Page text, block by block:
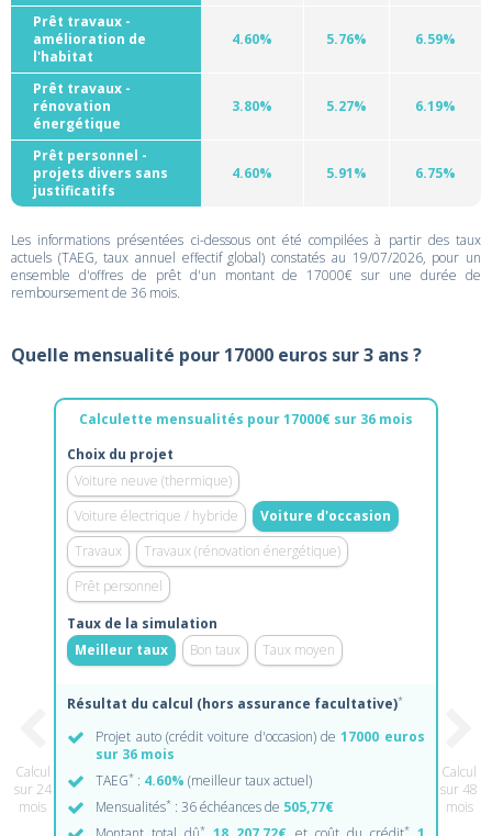
Prêt travaux -
amélioration de
l'habitat
4.60% 5.76% 6.59%
Prêt travaux -
rénovation
énergétique
3.80% 5.27% 6.19%
Prêt personnel -
projets divers sans
justificatifs
4.60% 5.91% 6.75%
Les informations présentées ci-dessous ont été compilées à partir des taux
actuels (TAEG, taux annuel effectif global) constatés au 19/07/2026, pour un
ensemble d'offres de prêt d'un montant de 17000€ sur une durée de
remboursement de 36 mois.
Quelle mensualité pour 17000 euros sur 3 ans ?
Calcul
sur 24
mois
Calculette mensualités pour 17000€ sur 36 mois
Choix du projet
Voiture neuve (thermique)
Voiture électrique / hybride
Voiture d'occasion
Travaux
Travaux (rénovation énergétique)
Prêt personnel
Taux de la simulation
Meilleur taux
Bon taux Taux moyen
Résultat du calcul (hors assurance facultative)*
Projet auto (crédit voiture d'occasion) de17000 euros
sur 36 mois
TAEG* : 4.60% (meilleur taux actuel)
Mensualités* : 36 échéances de 505,77€
* *
Calcul
sur 48
mois